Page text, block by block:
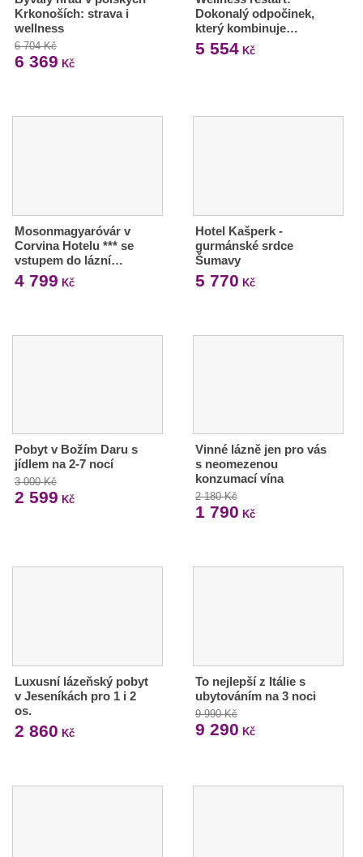
Krkonoších: strava i
wellness
6 704 Kč
6 369 Kč
Dokonalý odpočinek,
který kombinuje…
5 554Kč
Mosonmagyaróvár v
Corvina Hotelu *** se
vstupem do lázní…
4 799 Kč
Hotel Kašperk -
gurmánské srdce
Šumavy
5 770 Kč
Pobyt v Božím Daru s
jídlem na 2-7 nocí
3 000 Kč
2 599 Kč
Vinné lázně jen pro vás
s neomezenou
konzumací vína
2 180 Kč
1 790 Kč
Luxusní lázeňský pobyt
v Jeseníkách pro 1 i 2
os.
2 860 Kč
To nejlepší z Itálie s
ubytováním na 3 noci
9 990 Kč
9 290 Kč